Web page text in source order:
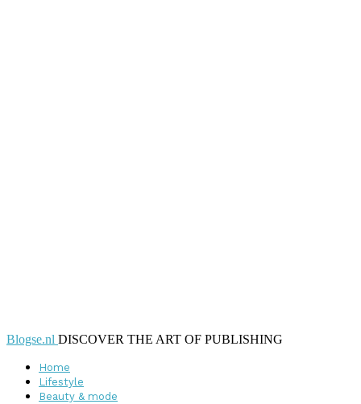
Blogse.nl DISCOVER THE ART OF PUBLISHING
Home
Lifestyle
Beauty & mode